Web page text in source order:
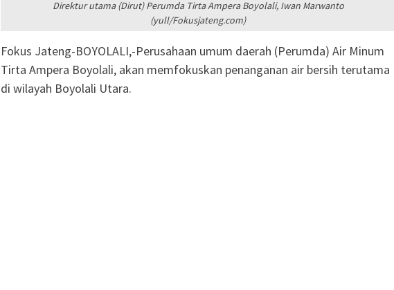
Direktur utama (Dirut) Perumda Tirta Ampera Boyolali, Iwan Marwanto
(yull/Fokusjateng.com)
Fokus Jateng-BOYOLALI,-Perusahaan umum daerah (Perumda) Air Minum
Tirta Ampera Boyolali, akan memfokuskan penanganan air bersih terutama
di wilayah Boyolali Utara.